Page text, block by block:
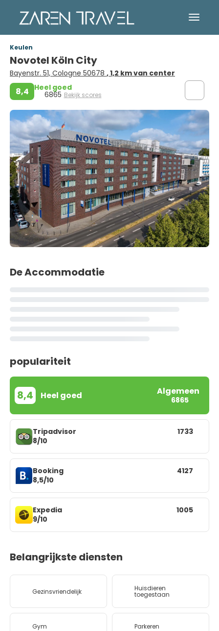
Keulen
Novotel Köln City
Bayenstr. 51, Cologne 50678 , 1,2 km van center
8,4 Heel goed
6865 Bekijk scores
De Accommodatie
populariteit
8,4 Heel goed Algemeen
6865
Tripadvisor
8/10
1733
Booking
8,5/10
4127
Expedia
9/10
1005
Belangrijkste diensten
Gezinsvriendelijk Huisdieren
toegestaan
Gym Parkeren